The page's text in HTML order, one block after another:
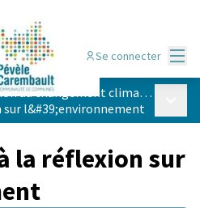
Se connecter
Environnement et adaptation au changement climatique
l&#39;environnement
la réflexion sur